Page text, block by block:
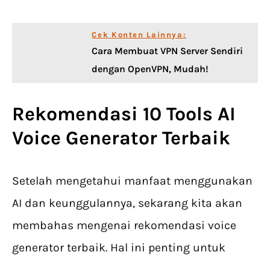
Cek Konten Lainnya:
Cara Membuat VPN Server Sendiri
dengan OpenVPN, Mudah!
Rekomendasi 10 Tools AI
Voice Generator Terbaik
Setelah mengetahui manfaat menggunakan
AI dan keunggulannya, sekarang kita akan
membahas mengenai rekomendasi voice
generator terbaik. Hal ini penting untuk